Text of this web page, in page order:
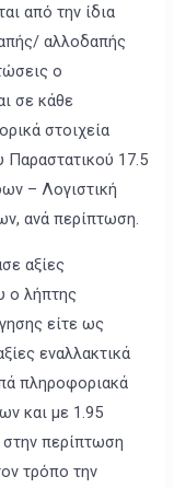
από την ίδια
αλλοδαπής
ο
σε κάθε
στοιχεία
Παραστατικού 17.5
– Λογιστική
ανά περίπτωση.
αξίες
ο λήπτης
είτε ως
εναλλακτικά
πληροφοριακά
και με 1.95
περίπτωση
τρόπο την